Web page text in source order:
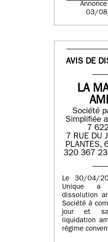
03/
AVIS DE
LA
Société
Simplifiée
7
7 RUE DU
PLANTES,
320 367
Le 30/04/
Unique
dissolution
Société à
jour et
liquidation
régime